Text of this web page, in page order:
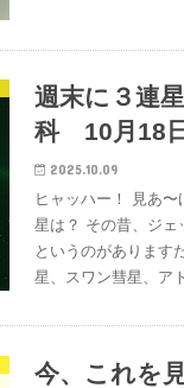
週末に３連
科 10月18日
2025.10.09
ヒャッハー！ 見あ
星は？ その昔、ジェ
というのがあります
星、スワン彗星、ア
今、これを